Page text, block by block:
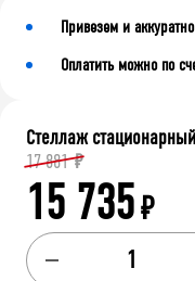
Привезем и
Оплатить можно по
Стеллаж
17 881 ₽
15 735₽